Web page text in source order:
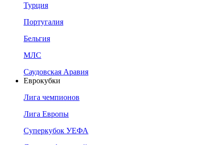
Турция
Португалия
Бельгия
МЛС
Саудовская Аравия
Еврокубки
Лига чемпионов
Лига Европы
Суперкубок УЕФА